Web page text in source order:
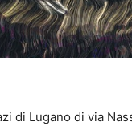
di Lugano di via